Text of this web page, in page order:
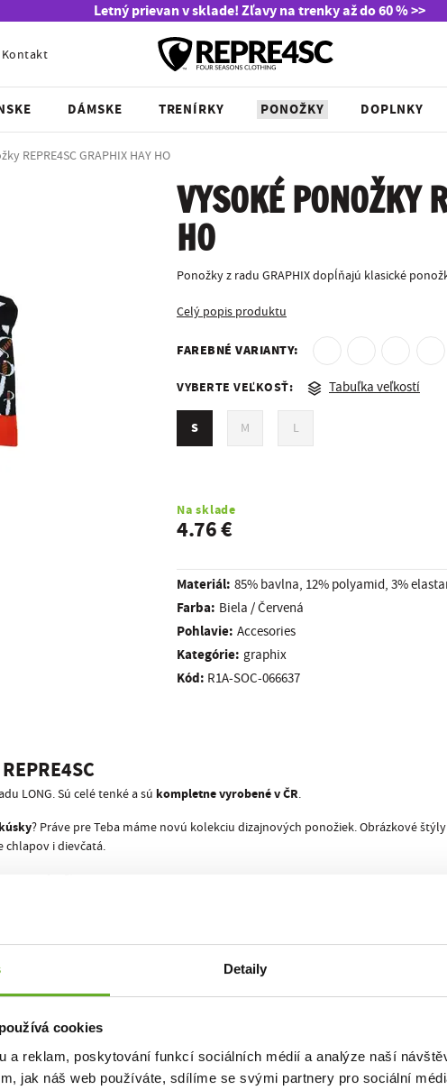
Detaily
cookies
a reklam, poskytování funkcí sociálních médií a analýze naší
jak náš web používáte, sdílíme se svými partnery pro sociální
Letný prievan v sklade! Zľavy na trenky až do 60 % >>
Kontakt
DÁMSKE TRENÍRKY PONOŽKY DOPLNKY
REPRE4SC GRAPHIX HAY HO
VYSOKÉ PONOŽKY
HO
Ponožky z radu GRAPHIX dopĺňajú klasické
Celý popis produktu
FAREBNÉ VARIANTY:
VYBERTE VEĽKOSŤ: Tabuľka veľkostí
S M L
Na sklade
4.76 €
Materiál: 85% bavlna, 12% polyamid, 3%
Farba: Biela / Červená
Pohlavie: Accesories
kategórie: graphix
Kód: R1A-SOC-066637
REPRE4SC
LONG. Sú celé tenké a sú kompletne vyrobené v ČR.
? Práve pre Teba máme novú kolekciu dizajnových ponožiek. Obrázkové
chlapov i dievčatá.